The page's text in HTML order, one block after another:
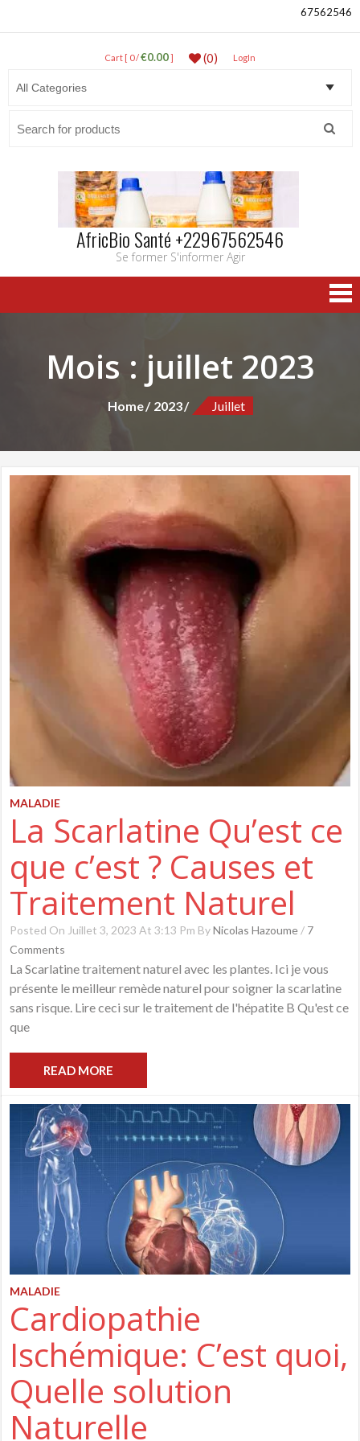
67562546
Cart [ 0 /€0.00] (0) LogIn
AfricBio Santé +22967562546
Se former S'informer Agir
Mois : juillet 2023
Home 2023 Juillet
MALADIE
La Scarlatine Qu’est ce
que c’est ? Causes et
Traitement Naturel
Posted On Juillet 3, 2023 At 3:13 Pm ByNicolas Hazoume / 7
Comments
La Scarlatine traitement naturel avec les plantes. Ici je vous
présente le meilleur remède naturel pour soigner la scarlatine
sans risque. Lire ceci sur le traitement de l'hépatite B Qu'est ce
que
READ MORE
MALADIE
Cardiopathie
Ischémique: C’est quoi,
Quelle solution
Naturelle